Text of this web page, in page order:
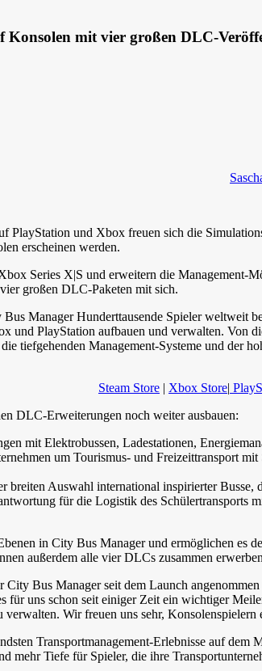
Konsolen mit vier großen DLC-
und Xbox freuen sich die
erscheinen werden.
Series X|S und erweitern die Management-
großen DLC-Paketen mit sich.
Manager Hunderttausende Spieler weltweit
und PlayStation aufbauen und verwalten.
tiefgehenden Management-Systeme und der
Steam Store | Xbox Store|
DLC-Erweiterungen noch weiter ausbauen:
mit Elektrobussen, Ladestationen,
um Tourismus- und Freizeittransport
Auswahl international inspirierter
für die Logistik des Schülertransports
in City Bus Manager und ermöglichen es
außerdem alle vier DLCs zusammen
Bus Manager seit dem Launch
für uns schon seit einiger Zeit ein wichtiger
Wir freuen uns sehr,
Transportmanagement-Erlebnisse auf dem
mehr Tiefe für Spieler, die ihre